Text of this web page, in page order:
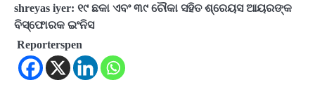
shreyas iyer: ୧୯ ଛକା ଏବଂ ୩୯ ଚୌକା ସହିତ ଶ୍ରେୟସ ଆୟରଙ୍କ
ବିସ୍ଫୋରକ ଇଂନିସ
Reporterspen